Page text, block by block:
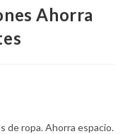
Ahorra
de ropa. Ahorra espacio.